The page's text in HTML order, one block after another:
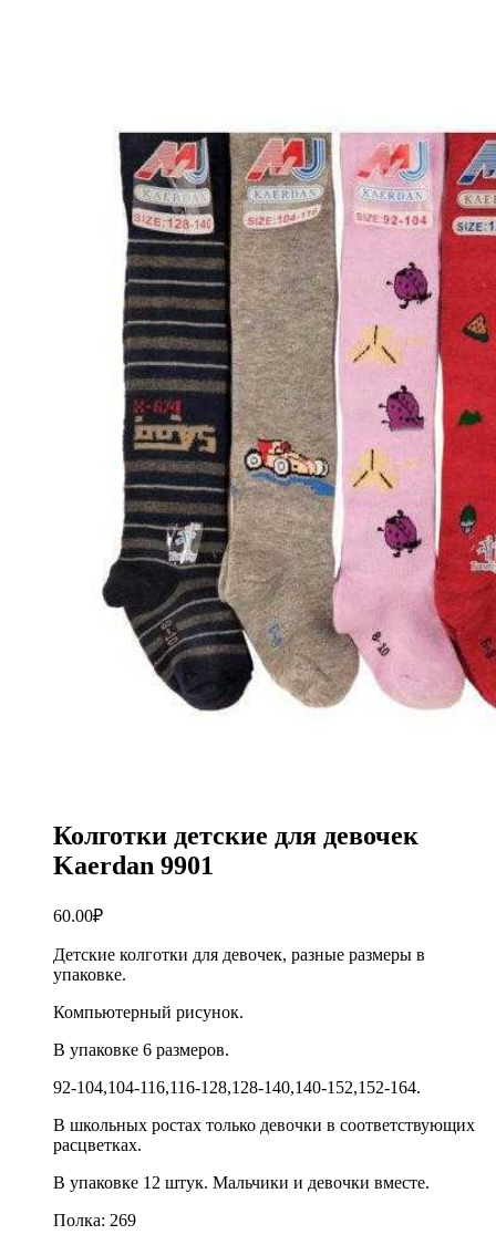
Колготки детские для девочек
Kaerdan 9901
60.00₽
Детские колготки для девочек, разные размеры в
упаковке.
Компьютерный рисунок.
В упаковке 6 размеров.
92-104,104-116,116-128,128-140,140-152,152-164.
В школьных ростах только девочки в соответствующих
расцветках.
В упаковке 12 штук. Мальчики и девочки вместе.
Полка: 269